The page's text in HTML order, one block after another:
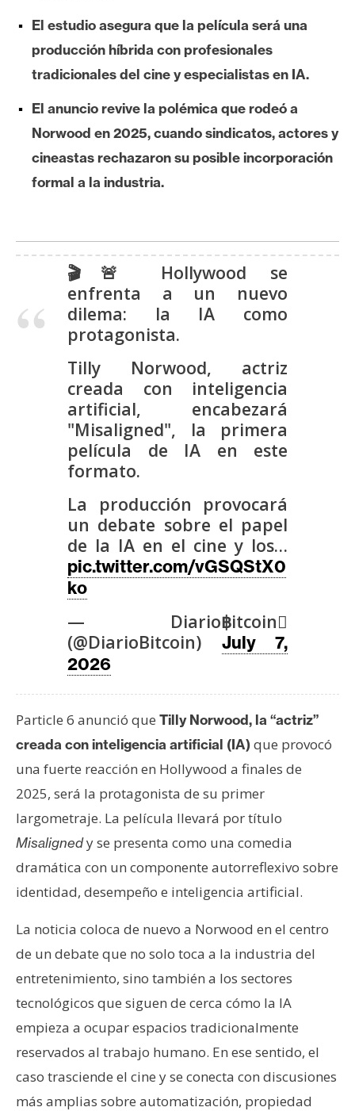
A
n
i
s
i
N
m
R
c
u
r
o
s
C
o
t
a
c
t
o
y
P
u
b
El estudio asegura que la película será una
producción híbrida con profesionales
tradicionales del cine y especialistas en IA.
El anuncio revive la polémica que rodeó a
Norwood en 2025, cuando sindicatos, actores y
cineastas rechazaron su posible incorporación
formal a la industria.
🎬🚨 Hollywood se
enfrenta a un nuevo
dilema: la IA como
protagonista.
Tilly Norwood, actriz
creada con inteligencia
artificial, encabezará
"Misaligned", la primera
película de IA en este
formato.
La producción provocará
un debate sobre el papel
de la IA en el cine y los…
pic.twitter.com/vGSQStX0
ko
— Diario฿itcoin
(@DiarioBitcoin) July 7,
2026
Particle 6 anunció que Tilly Norwood, la “actriz”
creada con inteligencia artificial (IA)que provocó
una fuerte reacción en Hollywood a finales de
2025, será la protagonista de su primer
largometraje. La película llevará por título
Misalignedy se presenta como una comedia
dramática con un componente autorreflexivo sobre
identidad, desempeño e inteligencia artificial.
La noticia coloca de nuevo a Norwood en el centro
de un debate que no solo toca a la industria del
entretenimiento, sino también a los sectores
tecnológicos que siguen de cerca cómo la IA
empieza a ocupar espacios tradicionalmente
reservados al trabajo humano. En ese sentido, el
caso trasciende el cine y se conecta con discusiones
más amplias sobre automatización, propiedad